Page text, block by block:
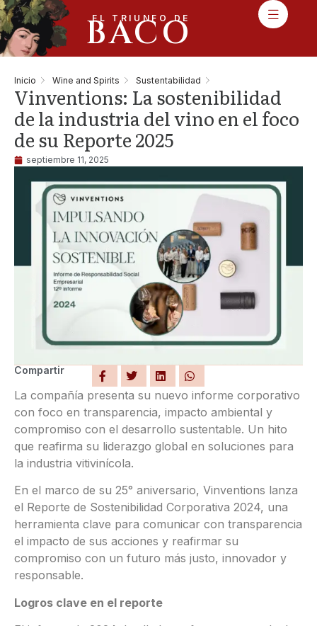
EL TRIUNFO DE
BACO
Inicio Wine and Spirits Sustentabilidad
Vinventions: La sostenibilidad
de la industria del vino en el foco
de su Reporte 2025
septiembre 11, 2025
Compartir
La compañía presenta su nuevo informe corporativo
con foco en transparencia, impacto ambiental y
compromiso con el desarrollo sustentable. Un hito
que reafirma su liderazgo global en soluciones para
la industria vitivinícola.
En el marco de su 25° aniversario, Vinventions lanza
el Reporte de Sostenibilidad Corporativa 2024, una
herramienta clave para comunicar con transparencia
el impacto de sus acciones y reafirmar su
compromiso con un futuro más justo, innovador y
responsable.
Logros clave en el reporte